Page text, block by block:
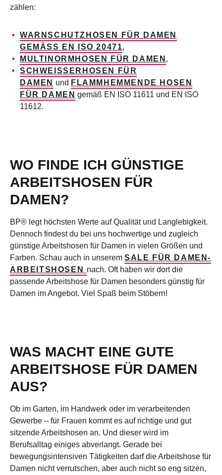
zählen:
WARNSCHUTZHOSEN FÜR DAMEN
GEMÄSS EN ISO 20471
,
MULTINORMHOSEN FÜR DAMEN ,
SCHWEISSERHOSEN FÜR D
AMEN
und FLAMMHEMMENDE HOSEN
FÜR DAMEN gemäß EN ISO 11611 und EN ISO
11612.
WO FINDE ICH GÜNSTIGE
ARBEITSHOSEN FÜR
DAMEN?
BP® legt höchsten Werte auf Qualität und Langlebigkeit.
Dennoch findest du bei uns hochwertige und zugleich
günstige Arbeitshosen für Damen in vielen Größen und
Farben. Schau auch in unserem SALE FÜR DAMEN-
ARBEITSHOSEN nach. Oft haben wir dort die
passende Arbeitshose für Damen besonders günstig für
Damen im Angebot. Viel Spaß beim Stöbern!
WAS MACHT EINE GUTE
ARBEITSHOSE FÜR DAMEN
AUS?
Ob im Garten, im Handwerk oder im verarbeitenden
Gewerbe – für Frauen kommt es auf richtige und gut
sitzende Arbeitshosen an. Und dieser wird im
Berufsalltag einiges abverlangt. Gerade bei
bewegungsintensiven Tätigkeiten darf die Arbeitshose für
Damen nicht verrutschen, aber auch nicht so eng sitzen,